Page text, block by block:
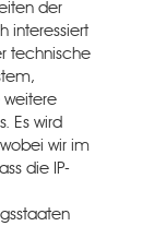
der
interessiert
technische
weitere
Es wird
wir im
die IP-